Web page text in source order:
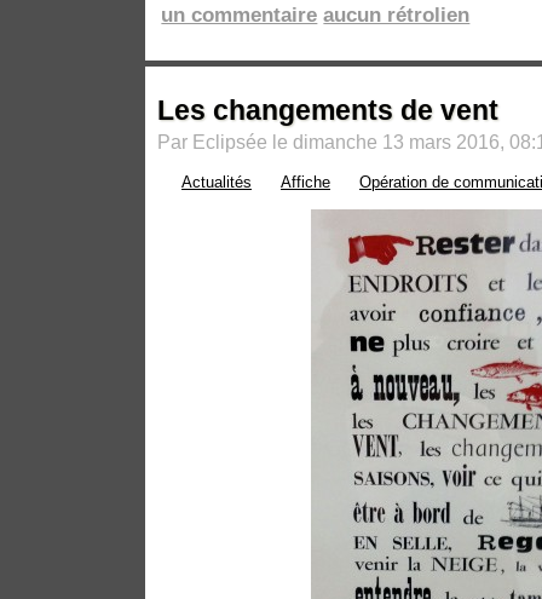
un commentaire aucun rétrolien
Les changements de vent
Par Eclipsée le dimanche 13 mars 2016,
Actualités Affiche Opération de